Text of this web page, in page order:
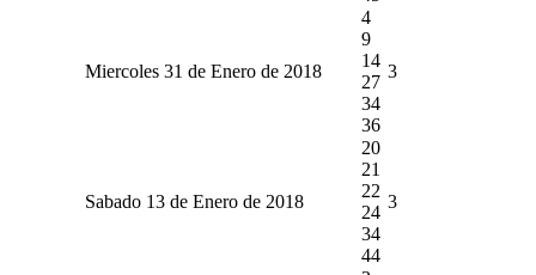
Miercoles 31 de Enero de 2018
4
9
14
27
34
36
3
Sabado 13 de Enero de 2018
20
21
22
24
34
44
3